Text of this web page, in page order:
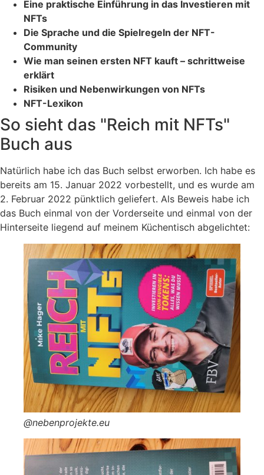
Eine praktische Einführung in das Investieren mit
NFTs
Die Sprache und die Spielregeln der NFT-
Community
Wie man seinen ersten NFT kauft – schrittweise
erklärt
Risiken und Nebenwirkungen von NFTs
NFT-Lexikon
So sieht das "Reich mit NFTs"
Buch aus
Natürlich habe ich das Buch selbst erworben. Ich habe es
bereits am 15. Januar 2022 vorbestellt, und es wurde am
2. Februar 2022 pünktlich geliefert. Als Beweis habe ich
das Buch einmal von der Vorderseite und einmal von der
Hinterseite liegend auf meinem Küchentisch abgelichtet:
@nebenprojekte.eu